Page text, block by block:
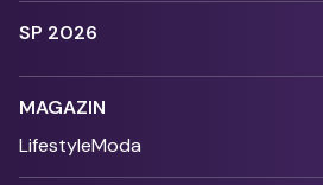
SP 2026
MAGAZIN
LifestyleModa